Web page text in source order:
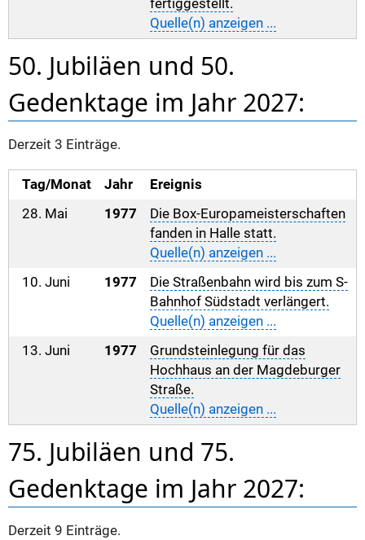
fertiggestellt.
Quelle(n) anzeigen ...
50. Jubiläen und 50.
Gedenktage im Jahr 2027:
Derzeit 3 Einträge.
Tag/Monat Jahr
Ereignis
28. Mai
1977
Die Box-Europameisterschaften
fanden in Halle statt.
Quelle(n) anzeigen ...
10. Juni
1977
Die Straßenbahn wird bis zum S-
Bahnhof Südstadt verlängert.
Quelle(n) anzeigen ...
13. Juni
1977
Grundsteinlegung für das
Hochhaus an der Magdeburger
Straße.
Quelle(n) anzeigen ...
75. Jubiläen und 75.
Gedenktage im Jahr 2027:
Derzeit 9 Einträge.